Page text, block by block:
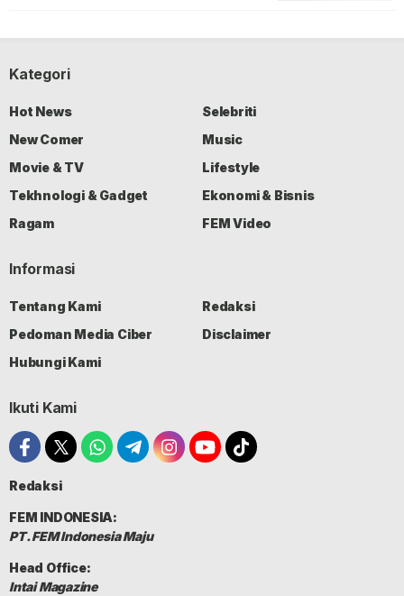
Kategori
Hot News
Selebriti
New Comer
Music
Movie & TV
Lifestyle
Tekhnologi & Gadget
Ekonomi & Bisnis
Ragam
FEM Video
Informasi
Tentang Kami
Redaksi
Pedoman Media Ciber
Disclaimer
Hubungi Kami
Ikuti Kami
Redaksi
FEM INDONESIA:
PT. FEM Indonesia Maju
Head Office:
Intai Magazine